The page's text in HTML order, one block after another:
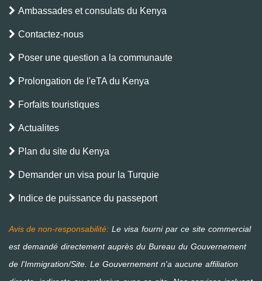
Ambassades et consulats du Kenya
Contactez-nous
Poser une question a la communaute
Prolongation de l'eTA du Kenya
Forfaits touristiques
Actualites
Plan du site du Kenya
Demander un visa pour la Turquie
Indice de puissance du passeport